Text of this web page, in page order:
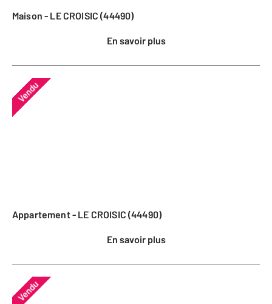
Maison - LE CROISIC (44490)
En savoir plus
Vendu
Appartement - LE CROISIC (44490)
En savoir plus
Vendu